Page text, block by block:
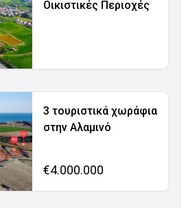
Οικιστικές Περιοχές
3 τουριστικά χωράφια
στην Αλαμινό
€4.000.000